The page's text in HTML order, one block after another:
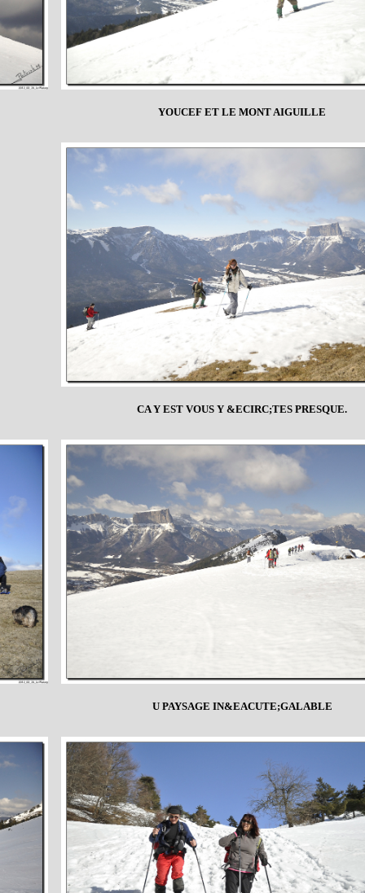
YOUCEF ET LE MONT AIGUILLE
CA Y EST VOUS Y &ECIRC;TES PRESQUE.
U PAYSAGE IN&EACUTE;GALABLE